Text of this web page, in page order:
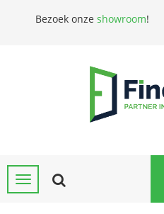
Bezoek onze showroom!